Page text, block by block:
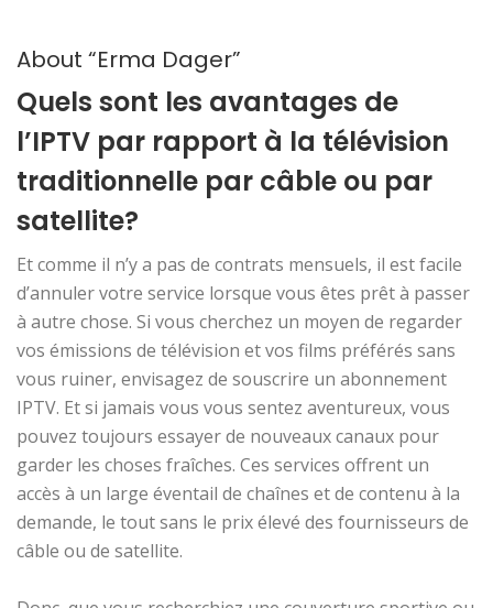
About “Erma Dager”
Quels sont les avantages de
l’IPTV par rapport à la télévision
traditionnelle par câble ou par
satellite?
Et comme il n’y a pas de contrats mensuels, il est facile
d’annuler votre service lorsque vous êtes prêt à passer
à autre chose. Si vous cherchez un moyen de regarder
vos émissions de télévision et vos films préférés sans
vous ruiner, envisagez de souscrire un abonnement
IPTV. Et si jamais vous vous sentez aventureux, vous
pouvez toujours essayer de nouveaux canaux pour
garder les choses fraîches. Ces services offrent un
accès à un large éventail de chaînes et de contenu à la
demande, le tout sans le prix élevé des fournisseurs de
câble ou de satellite.